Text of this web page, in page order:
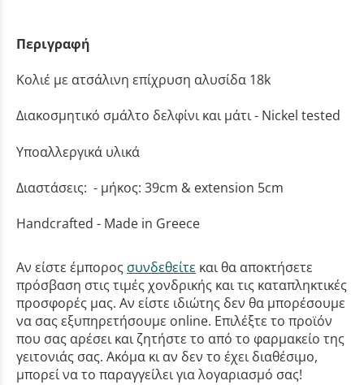
Περιγραφή
Κολιέ με ατσάλινη επίχρυση αλυσίδα 18k
Διακοσμητικό σμάλτο δελφίνι και μάτι - Nickel tested
Υποαλλεργικά υλικά
Διαστάσεις: - μήκος: 39cm & extension 5cm
Handcrafted - Made in Greece
Αν είστε έμπορος συνδεθείτε και θα αποκτήσετε
πρόσβαση στις τιμές χονδρικής και τις καταπληκτικές
προσφορές μας. Αν είστε ιδιώτης δεν θα μπορέσουμε
να σας εξυπηρετήσουμε online. Επιλέξτε το προϊόν
που σας αρέσει και ζητήστε το από το φαρμακείο της
γειτονιάς σας. Ακόμα κι αν δεν το έχει διαθέσιμο,
μπορεί να το παραγγείλει για λογαριασμό σας!